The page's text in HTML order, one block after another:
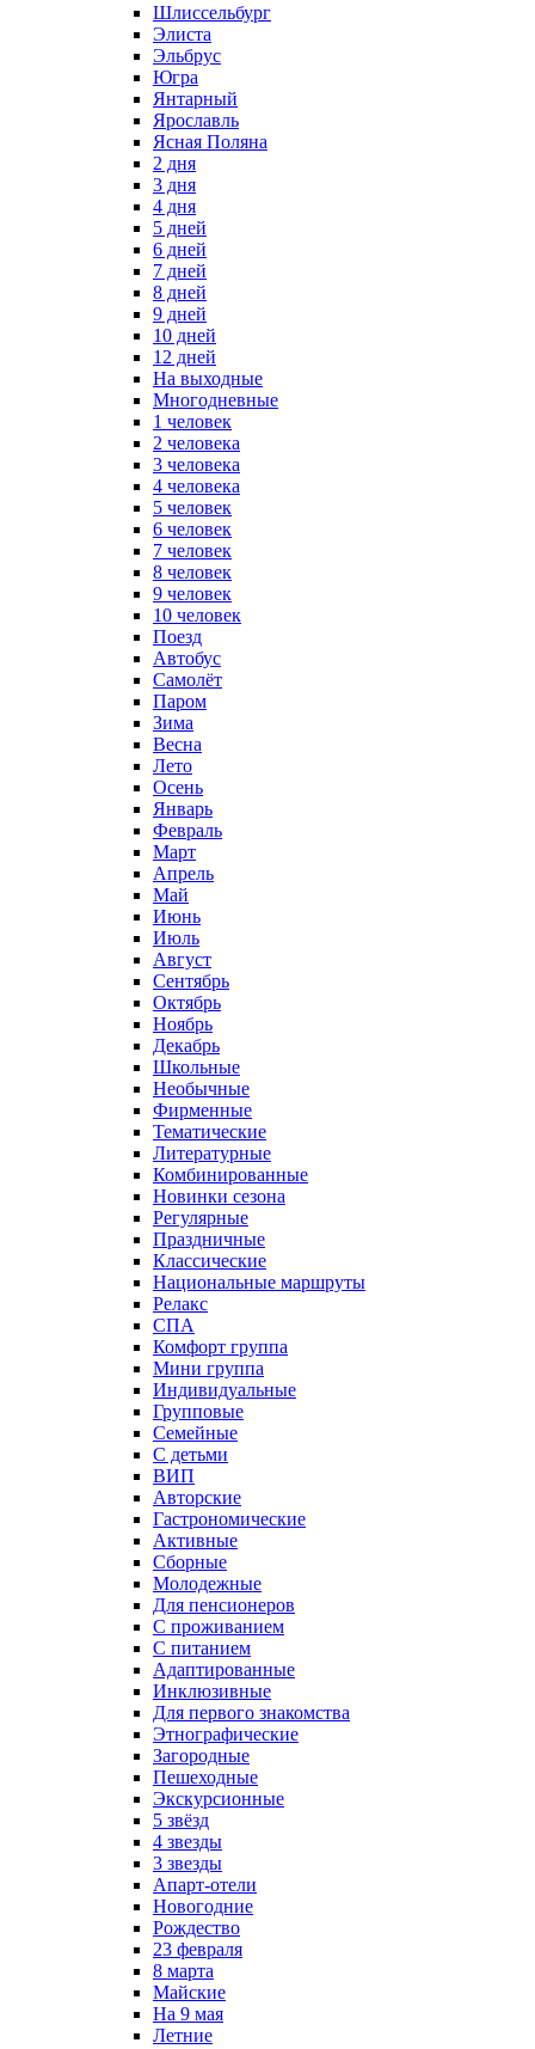
Шлиссельбург
Элиста
Эльбрус
Югра
Янтарный
Ярославль
Ясная Поляна
2 дня
3 дня
4 дня
5 дней
6 дней
7 дней
8 дней
9 дней
10 дней
12 дней
На выходные
Многодневные
1 человек
2 человека
3 человека
4 человека
5 человек
6 человек
7 человек
8 человек
9 человек
10 человек
Поезд
Автобус
Самолёт
Паром
Зима
Весна
Лето
Осень
Январь
Февраль
Март
Апрель
Май
Июнь
Июль
Август
Сентябрь
Октябрь
Ноябрь
Декабрь
Школьные
Необычные
Фирменные
Тематические
Литературные
Комбинированные
Новинки сезона
Регулярные
Праздничные
Классические
Национальные маршруты
Релакс
СПА
Комфорт группа
Мини группа
Индивидуальные
Групповые
Семейные
С детьми
ВИП
Авторские
Гастрономические
Активные
Сборные
Молодежные
Для пенсионеров
С проживанием
С питанием
Адаптированные
Инклюзивные
Для первого знакомства
Этнографические
Загородные
Пешеходные
Экскурсионные
5 звёзд
4 звезды
3 звезды
Апарт-отели
Новогодние
Рождество
23 февраля
8 марта
Майские
На 9 мая
Летние